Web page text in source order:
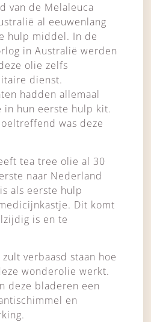
van de Melaleuca
al eeuwenlang
hulp middel. In de
in Australië werden
olie zelfs
dienst.
hadden allemaal
in hun eerste hulp kit.
was deze
tea tree olie al 30
naar Nederland
als eerste hulp
Dit komt
is en te
verbaasd staan hoe
wonderolie werkt.
deze bladeren een
en